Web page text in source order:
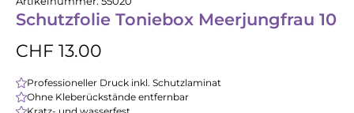
Schutzfolie Toniebox Meerjungfrau 10
CHF 13.00
Professioneller Druck inkl. Schutzlaminat
Ohne Kleberückstände entfernbar